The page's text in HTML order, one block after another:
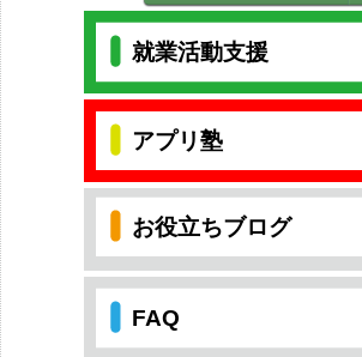
就業活動支援
アプリ塾
お役立ちブログ
FAQ